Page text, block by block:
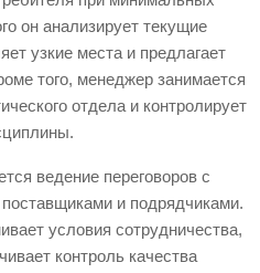
он анализирует текущие
узкие места и предлагает
того, менеджер занимается
отдела и контролирует
ведение переговоров с
и подрядчиками.
условия сотрудничества,
контроль качества